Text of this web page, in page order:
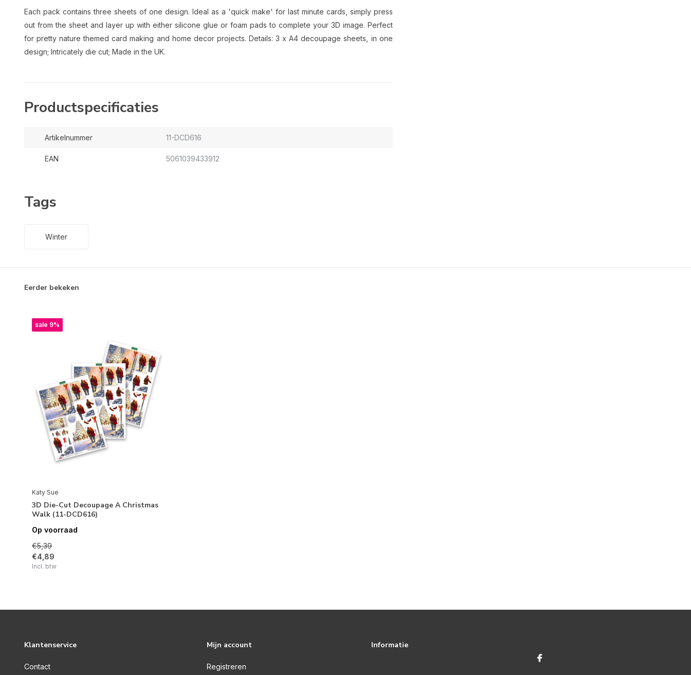
Each pack contains three sheets of one design. Ideal as a 'quick make' for last minute cards, simply press
out from the sheet and layer up with either silicone glue or foam pads to complete your 3D image. Perfect
for pretty nature themed card making and home decor projects. Details: 3 x A4 decoupage sheets, in one
design; Intricately die cut; Made in the UK.
Productspecificaties
Artikelnummer 11-DCD616
EAN 5061039433912
Tags
Winter
Eerder bekeken
sale 9%
Katy Sue
3D Die-Cut Decoupage A Christmas
Walk (11-DCD616)
Op voorraad
€5,39
€4,89
Incl. btw
Klantenservice
Contact
Mijn account
Registreren
Informatie